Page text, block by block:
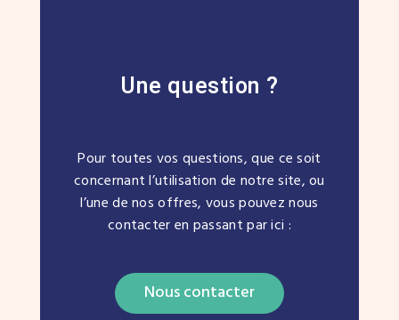
Une question ?
Pour toutes vos questions, que ce soit
concernant l’utilisation de notre site, ou
l’une de nos offres, vous pouvez nous
contacter en passant par ici :
Nous contacter